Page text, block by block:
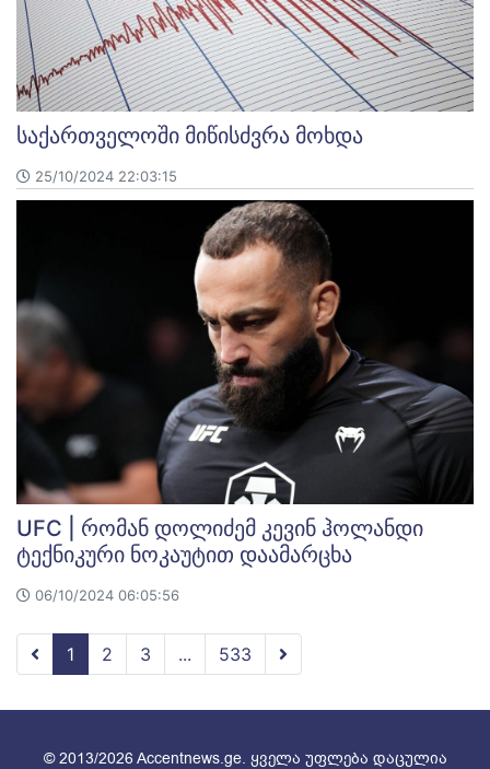
საქართველოში მიწისძვრა მოხდა
25/10/2024 22:03:15
UFC | რომან დოლიძემ კევინ ჰოლანდი
ტექნიკური ნოკაუტით დაამარცხა
06/10/2024 06:05:56
1 2 3 ... 533
© 2013/2026 Accentnews.ge. ყველა უფლება დაცულია